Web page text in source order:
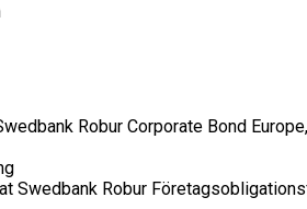
Robur Corporate Bond
Swedbank Robur